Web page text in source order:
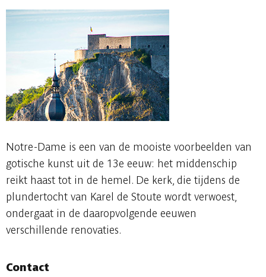
Notre-Dame is een van de mooiste voorbeelden van
gotische kunst uit de 13e eeuw: het middenschip
reikt haast tot in de hemel. De kerk, die tijdens de
plundertocht van Karel de Stoute wordt verwoest,
ondergaat in de daaropvolgende eeuwen
verschillende renovaties.
Contact